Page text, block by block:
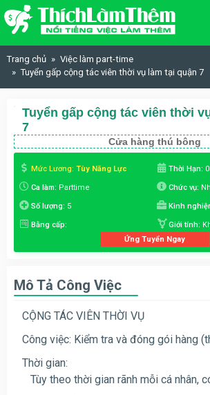
Skip to content
Trang chủ
Việc làm part-time
Tuyển gấp cộng tác viên thời vụ làm tại quận 7
Tuyển gấp cộng tác viên thời
7
Cửa hàng thú bông
Mức Lương: Tùy Năng Lực Thời Hạn:
Ca làm: Parttime Chức vụ:
Số lượng: 5 Kinh
Bằng cấp: Giới tính:
Ứng Tuyển Ngay
Mô Tả Công Việc
CỘNG TÁC VIÊN THỜI VỤ
Công việc: Kiểm tra và đóng gói hàng
Thời gian:
Tùy theo thời gian rãnh mỗi cá nhân,